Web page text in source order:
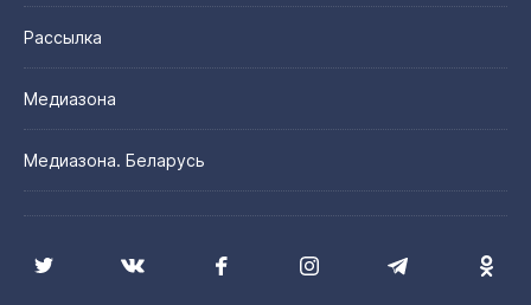
Рассылка
Медиазона
Медиазона. Беларусь